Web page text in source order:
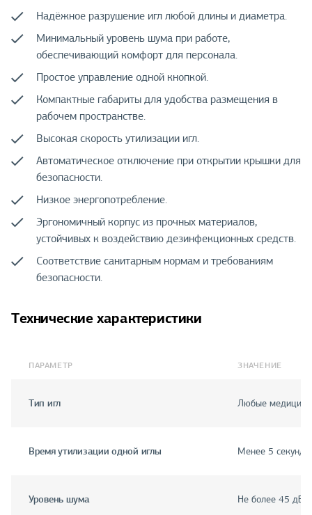
Надёжное разрушение игл любой длины и диаметра.
Минимальный уровень шума при работе,
обеспечивающий комфорт для персонала.
Простое управление одной кнопкой.
Компактные габариты для удобства размещения в
рабочем пространстве.
Высокая скорость утилизации игл.
Автоматическое отключение при открытии крышки для
безопасности.
Низкое энергопотребление.
Эргономичный корпус из прочных материалов,
устойчивых к воздействию дезинфекционных средств.
Соответствие санитарным нормам и требованиям
безопасности.
Технические характеристики
ПАРАМЕТР ЗНАЧЕНИЕ
Тип игл Любые
Время утилизации одной иглы Менее 5 секунд
Уровень шума Не более 45 дБ